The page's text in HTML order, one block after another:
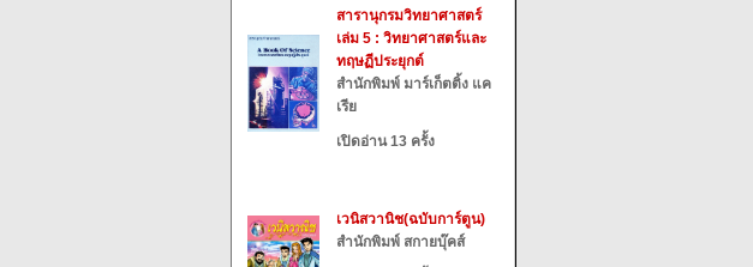
สารานุกรมวิทยาศาสตร์
เล่ม 5 : วิทยาศาสตร์และ
ทฤษฏีประยุกต์
สำนักพิมพ์ มาร์เก็ตติ้ง แค
เรีย
เปิดอ่าน 13 ครั้ง
เวนิสวานิช(ฉบับการ์ตูน)
สำนักพิมพ์ สกายบุ๊คส์